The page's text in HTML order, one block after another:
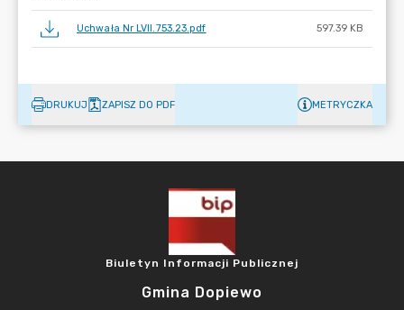
Uchwała Nr LVII.753.23.pdf 597.39 KB
DRUKUJ ZAPISZ DO PDF METRYCZKA
Biuletyn Informacji Publicznej
Gmina Dopiewo